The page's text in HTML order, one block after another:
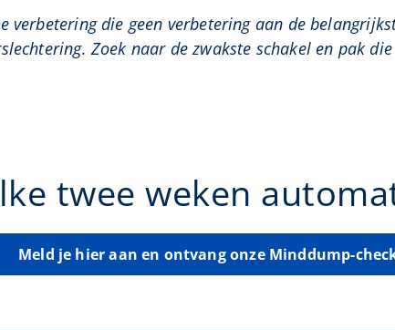
verbetering die geen verbetering aan de
Zoek naar de zwakste schakel en pak
twee weken
Meld je hier aan en ontvang onze Minddump-